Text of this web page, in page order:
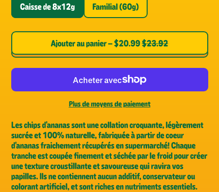
Caisse de 8x12g Familial (60g)
Ajouter au panier–$20.99Prix de vente
$23.92
Plus de moyens de paiement
Les chips d'ananas sont une collation croquante, légèrement
sucrée et 100% naturelle, fabriquée à partir de coeur
d'ananas fraichement récupérés en supermarché! Chaque
tranche est coupée finement et séchée par le froid pour créer
une texture croustillante et savoureuse qui ravira vos
papilles. Ils ne contiennent aucun additif, conservateur ou
colorant artificiel, et sont riches en nutriments essentiels.